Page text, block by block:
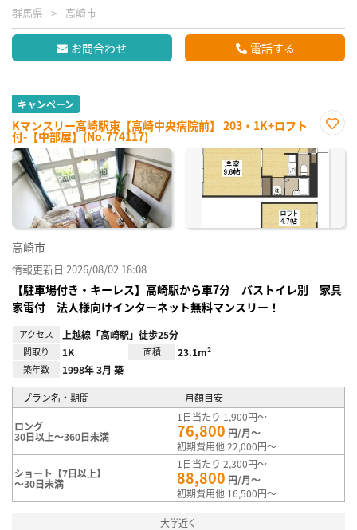
群馬県 高崎市
お問合わせ 電話する
キャンペーン
Kマンスリー高崎駅東【高崎中央病院前】 203・1K+ロフト
付-【中部屋】(No.774117)
に入
高崎市
情報更新日 2026/08/02 18:08
【駐車場付き・キーレス】高崎駅から車7分 バストイレ別 家具
家電付 法人様向けインターネット無料マンスリー！
アクセス 上越線「高崎駅」徒歩25分
間取り 1K 面積 23.1m²
築年数 1998年 3月 築
プラン名・期間 月額目安
ロング
30日以上～360日未満
1日当たり 1,900円～
76,800 円/月～
初期費用他 22,000円～
ショート【7日以上】
～30日未満
1日当たり 2,300円～
88,800 円/月～
初期費用他 16,500円～
大学近く